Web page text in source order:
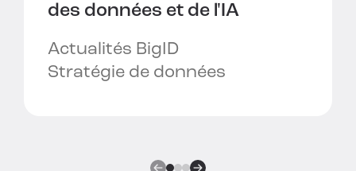
des données et de l'IA
Actualités BigID
Stratégie de données